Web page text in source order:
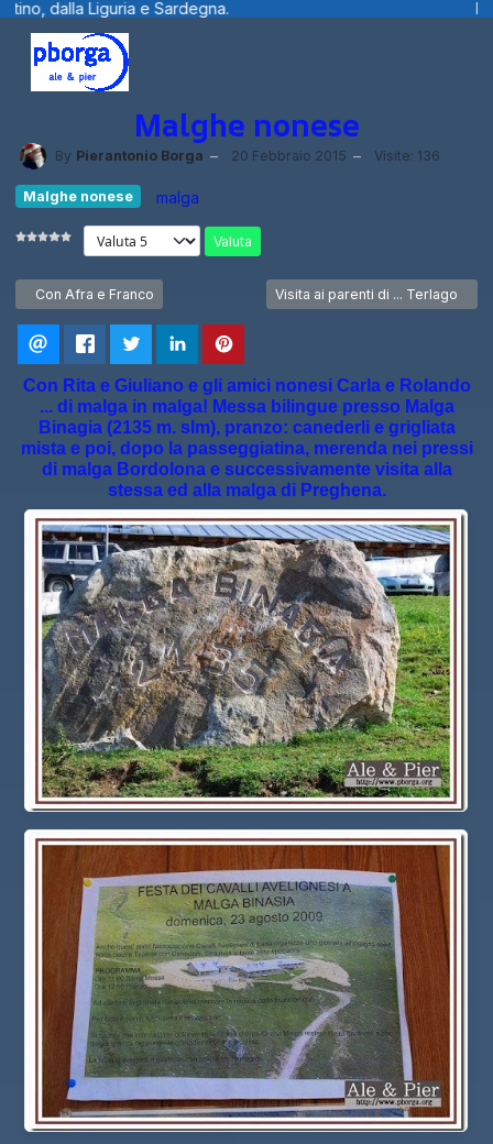
Benvenuti visitatori ... fotografie,
Malghe nonese
By Pierantonio Borga 20 Febbraio 2015 Visite: 136
Malghe nonese
malga
Valuta
Articolo precedente: Con Afra e Franco
Con Afra e Franco Articolo successivo: Visita ai
Visita ai parenti di ... Terlago
Con Rita e Giuliano e gli amici nonesi Carla e Rolando
... di malga in malga! Messa bilingue presso Malga
Binagia (2135 m. slm), pranzo: canederli e grigliata
mista e poi, dopo la passeggiatina, merenda nei pressi
di malga Bordolona e successivamente visita alla
stessa ed alla malga di Preghena.